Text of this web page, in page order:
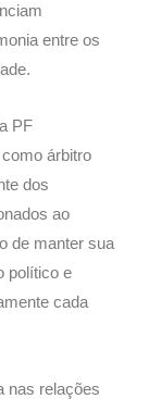
entre os
PF
árbitro
dos
ao
de manter sua
político e
cada
nas relações